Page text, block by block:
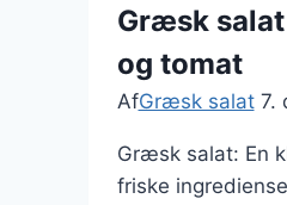
dip
Græsk
og tomat
AfGræsk salat 7.
Græsk salat: En
friske